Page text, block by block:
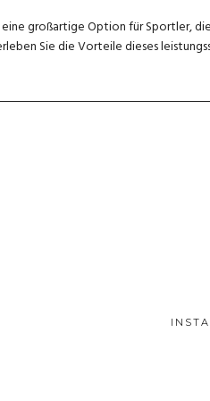
eine großartige Option für Sportler,
Sie die Vorteile dieses